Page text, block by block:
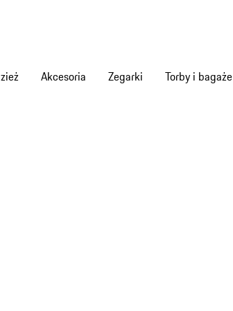
Akcesoria Zegarki Torby i bagaże